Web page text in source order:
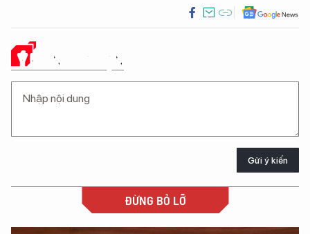
Ý KIẾN CỦA BẠN
Gửi ý kiến
ĐỪNG BỎ LỠ